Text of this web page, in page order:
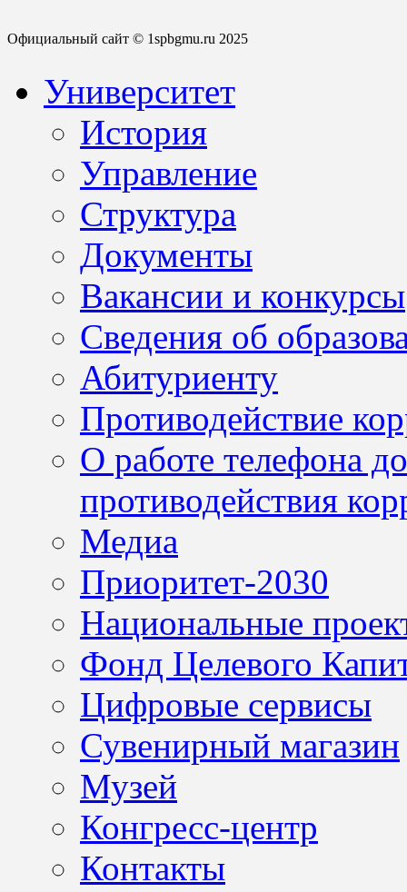
Официальный сайт © 1spbgmu.ru 2025
Университет
История
Управление
Структура
Документы
Вакансии и конкурсы
Сведения об
Абитуриенту
Противодействие
О работе телефона
противодействия
Медиа
Приоритет-2030
Национальные
Фонд Целевого
Цифровые сервисы
Сувенирный магазин
Музей
Конгресс-центр
Контакты